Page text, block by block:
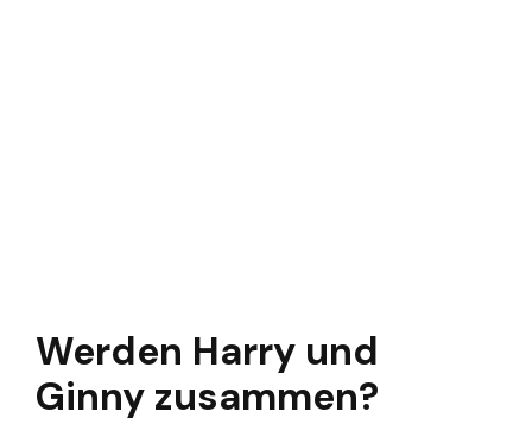
Werden Harry und
Ginny zusammen?